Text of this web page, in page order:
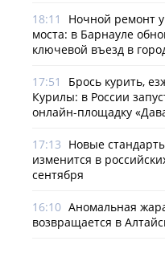
18:11
Ночной ремонт
моста: в Барнауле
ключевой въезд в
17:51
Брось курить,
Курилы: в России
онлайн-­площадку
17:13 Новые
изменится в
сентября
16:10 Аномальная
возвращается в